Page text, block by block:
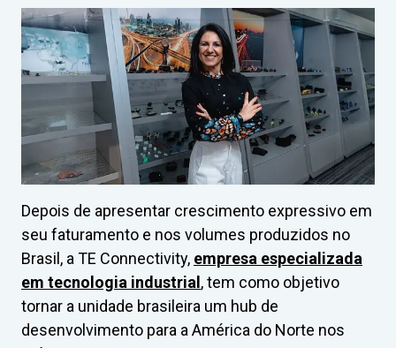
Depois de apresentar crescimento expressivo em
seu faturamento e nos volumes produzidos no
Brasil, a TE Connectivity, empresa especializada
em tecnologia industrial, tem como objetivo
tornar a unidade brasileira um hub de
desenvolvimento para a América do Norte nos